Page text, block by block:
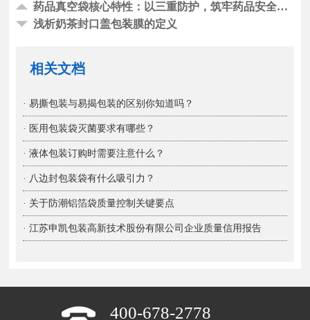
药品真空袋核心特性：以三重防护，筑牢药品安全屏障
浅析奶茶封口盖包装膜的定义
相关文档
· 易撕包装与易揭包装的区别你知道吗？
· 医用包装袋灭菌要求有哪些？
· 液体包装订购时需要注意什么？
· 八边封包装袋有什么吸引力？
· 关于防潮铝箔袋质量控制关键要点
· 江苏申凯包装高新技术股份有限公司企业质量信用报告
400-678-2778